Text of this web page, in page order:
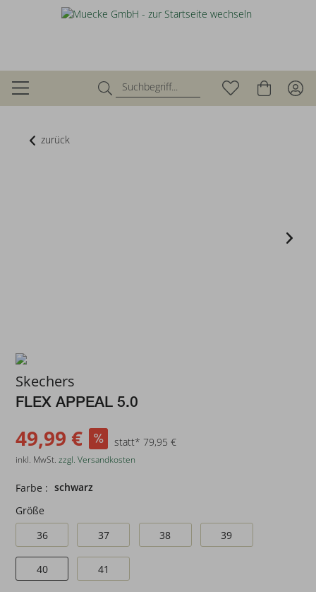
zurück
Skechers
FLEX APPEAL 5.0
49,99 € statt* 79,95 €
inkl. MwSt.zzgl. Versandkosten
Farbe : schwarz
Größe
36
37 38 39
40 41